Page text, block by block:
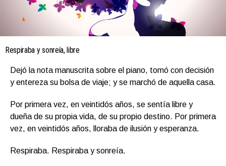
Respiraba y sonreía, libre
Dejó la nota manuscrita sobre el piano, tomó con decisión
y entereza su bolsa de viaje; y se marchó de aquella casa.
Por primera vez, en veintidós años, se sentía libre y
dueña de su propia vida, de su propio destino. Por primera
vez, en veintidós años, lloraba de ilusión y esperanza.
Respiraba. Respiraba y sonreía.